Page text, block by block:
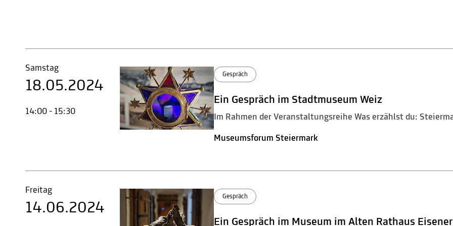
Samstag
18.05.2024
14:00 - 15:30
Gespräch
Ein Gespräch im Stadtmuseum Weiz
Im Rahmen der Veranstaltungsreihe Was erzählst du:
Museumsforum Steiermark
Freitag
14.06.2024
Gespräch
Ein Gespräch im Museum im Alten Rathaus